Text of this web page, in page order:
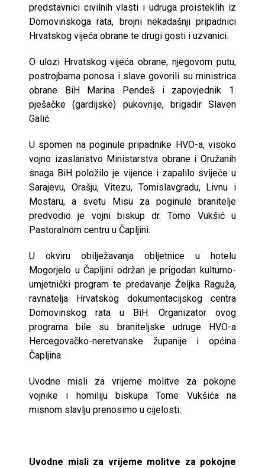
predstavnici civilnih vlasti i udruga proisteklih iz
Domovinskoga rata, brojni nekadašnji pripadnici
Hrvatskog vijeća obrane te drugi gosti i uzvanici.
O ulozi Hrvatskog vijeća obrane, njegovom putu,
postrojbama ponosa i slave govorili su ministrica
obrane BiH Marina Pendeš i zapovjednik 1.
pješačke (gardijske) pukovnije, brigadir Slaven
Galić.
U spomen na poginule pripadnike HVO-a, visoko
vojno izaslanstvo Ministarstva obrane i Oružanih
snaga BiH položilo je vijence i zapalilo svijeće u
Sarajevu, Orašju, Vitezu, Tomislavgradu, Livnu i
Mostaru, a svetu Misu za poginule branitelje
predvodio je vojni biskup dr. Tomo Vukšić u
Pastoralnom centru u Čapljini.
U okviru obilježavanja obljetnice u hotelu
Mogorjelo u Čapljini održan je prigodan kulturno-
umjetnički program te predavanje Željka Raguža,
ravnatelja Hrvatskog dokumentacijskog centra
Domovinskog rata u BiH. Organizator ovog
programa bile su braniteljske udruge HVO-a
Hercegovačko-neretvanske županije i općina
Čapljina.
Uvodne misli za vrijeme molitve za pokojne
vojnike i homiliju biskupa Tome Vukšića na
misnom slavlju prenosimo u cijelosti:
Uvodne misli za vrijeme molitve za pokojne